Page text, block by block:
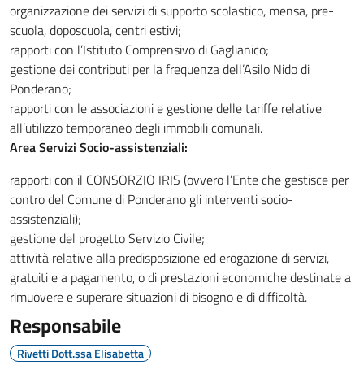
organizzazione dei servizi di supporto scolastico, mensa, pre-
scuola, doposcuola, centri estivi;
rapporti con l’Istituto Comprensivo di Gaglianico;
gestione dei contributi per la frequenza dell’Asilo Nido di
Ponderano;
rapporti con le associazioni e gestione delle tariffe relative
all’utilizzo temporaneo degli immobili comunali.
Area Servizi Socio-assistenziali:
rapporti con il CONSORZIO IRIS (ovvero l’Ente che gestisce per
contro del Comune di Ponderano gli interventi socio-
assistenziali);
gestione del progetto Servizio Civile;
attività relative alla predisposizione ed erogazione di servizi,
gratuiti e a pagamento, o di prestazioni economiche destinate a
rimuovere e superare situazioni di bisogno e di difficoltà.
Responsabile
Rivetti Dott.ssa Elisabetta